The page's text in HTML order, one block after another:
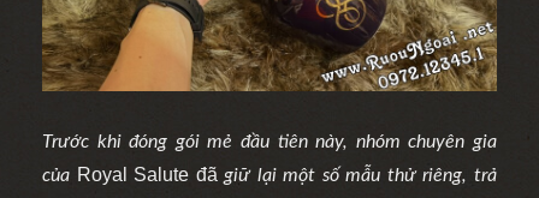
Trước khi đóng gói mẻ đầu tiên này, nhóm chuyên gia
của Royal Salute đãgiữ lại một số mẫu thử riêng, trả